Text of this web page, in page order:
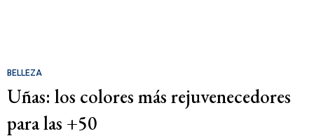
BELLEZA
Uñas: los colores más rejuvenecedores
para las +50